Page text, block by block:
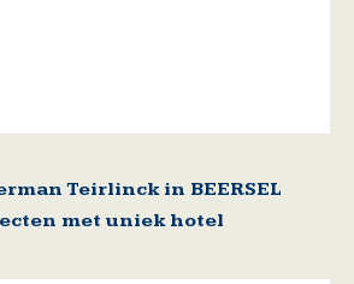
Teirlinck in BEERSEL
met uniek hotel